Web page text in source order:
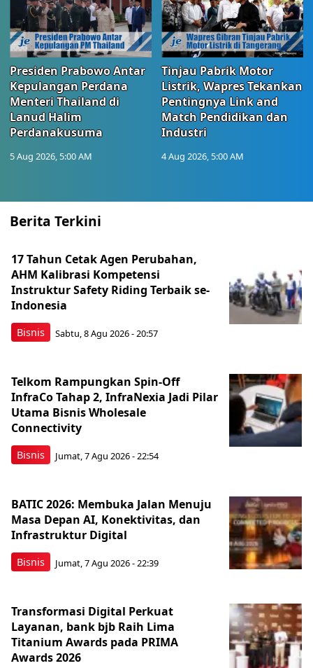
Presiden Prabowo Antar
Kepulangan Perdana
Menteri Thailand di
Lanud Halim
Perdanakusuma
5 Aug 2026, 5:00 AM
Tinjau Pabrik Motor
Listrik, Wapres Tekankan
Pentingnya Link and
Match Pendidikan dan
Industri
4 Aug 2026, 5:00 AM
Berita Terkini
Bisnis
17 Tahun Cetak Agen Perubahan,
AHM Kalibrasi Kompetensi
Instruktur Safety Riding Terbaik se-
Indonesia
Sabtu, 8 Agu 2026 - 20:57
Bisnis
Telkom Rampungkan Spin-Off
InfraCo Tahap 2, InfraNexia Jadi Pilar
Utama Bisnis Wholesale
Connectivity
Jumat, 7 Agu 2026 - 22:54
Bisnis
BATIC 2026: Membuka Jalan Menuju
Masa Depan AI, Konektivitas, dan
Infrastruktur Digital
Jumat, 7 Agu 2026 - 22:39
Transformasi Digital Perkuat
Layanan, bank bjb Raih Lima
Titanium Awards pada PRIMA
Awards 2026